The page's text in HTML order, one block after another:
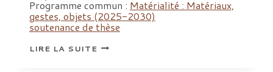
Programme commun : Matérialité : Matériaux,
gestes, objets (2025-2030)
soutenance de thèse
LIRE LA SUITESOUTENANCE
DE